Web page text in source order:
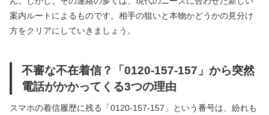
案内ルートによるものです。相手の狙いと本物かどうかの見分け
方をクリアにしていきましょう。
不審な不在着信？「0120-157-157」から突然
電話がかかってくる3つの理由
スマホの着信履歴に残る「0120-157-157」という番号は、紛れも